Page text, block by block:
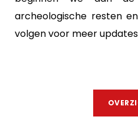
archeologische resten
volgen voor meer